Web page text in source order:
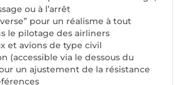
ou à l’arrêt
pour un réalisme à tout
le pilotage des airliners
et avions de type civil
(accessible via le dessous du
un ajustement de la résistance